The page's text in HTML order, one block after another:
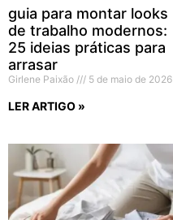
guia para montar looks
de trabalho modernos:
25 ideias práticas para
arrasar
Girlene Paixão 5 de maio de 2026
LER ARTIGO »